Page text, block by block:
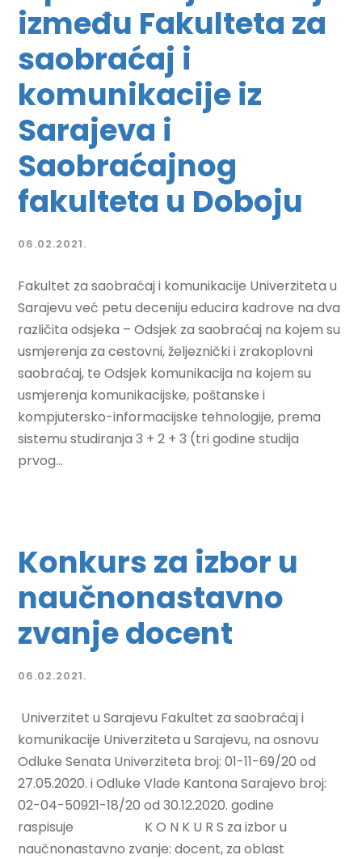
između Fakulteta za
saobraćaj i
komunikacije iz
Sarajeva i
Saobraćajnog
fakulteta u Doboju
06.02.2021.
Fakultet za saobraćaj i komunikacije Univerziteta u
Sarajevu već petu deceniju educira kadrove na dva
različita odsjeka – Odsjek za saobraćaj na kojem su
usmjerenja za cestovni, željeznički i zrakoplovni
saobraćaj, te Odsjek komunikacija na kojem su
usmjerenja komunikacijske, poštanske i
kompjutersko-informacijske tehnologije, prema
sistemu studiranja 3 + 2 + 3 (tri godine studija
prvog...
Konkurs za izbor u
naučnonastavno
zvanje docent
06.02.2021.
Univerzitet u Sarajevu Fakultet za saobraćaj i
komunikacije Univerziteta u Sarajevu, na osnovu
Odluke Senata Univerziteta broj: 01-11-69/20 od
27.05.2020. i Odluke Vlade Kantona Sarajevo broj:
02-04-50921-18/20 od 30.12.2020. godine
raspisuje K O N K U R S za izbor u
naučnonastavno zvanje: docent, za oblast